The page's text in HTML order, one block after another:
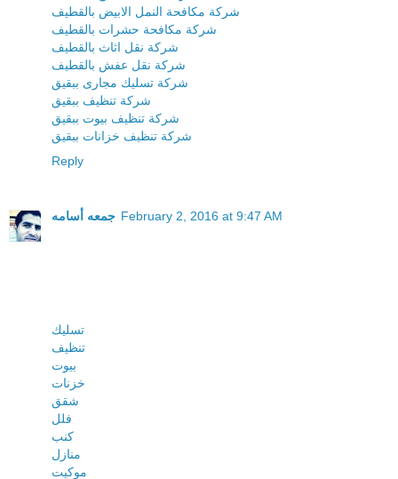
شركة مكافحة النمل الابيض بالقطيف
شركة مكافحة حشرات بالقطيف
شركة نقل اثاث بالقطيف
شركة نقل عفش بالقطيف
شركة تسليك مجارى ببقيق
شركة تنظيف ببقيق
شركة تنظيف بيوت ببقيق
شركة تنظيف خزانات ببقيق
Reply
جمعه أسامه February 2, 2016 at 9:47 AM
تسليك
تنظيف
بيوت
خزنات
شقق
فلل
كنب
منازل
موكيت